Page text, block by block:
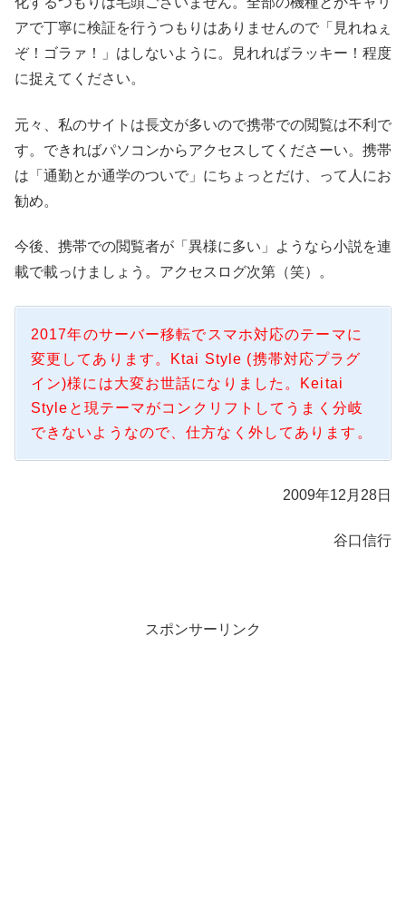
アで丁寧に検証を行うつもりはありませんので「見れねぇ
ぞ！ゴラァ！」はしないように。見れればラッキー！程度
に捉えてください。
元々、私のサイトは長文が多いので携帯での閲覧は不利で
す。できればパソコンからアクセスしてくださーい。携帯
は「通勤とか通学のついで」にちょっとだけ、って人にお
勧め。
今後、携帯での閲覧者が「異様に多い」ようなら小説を連
載で載っけましょう。アクセスログ次第（笑）。
2017年のサーバー移転でスマホ対応のテーマに
変更してあります。Ktai Style (携帯対応プラグ
イン)様には大変お世話になりました。Keitai
Styleと現テーマがコンクリフトしてうまく分岐
できないようなので、仕方なく外してあります。
2009年12月28日
谷口信行
スポンサーリンク